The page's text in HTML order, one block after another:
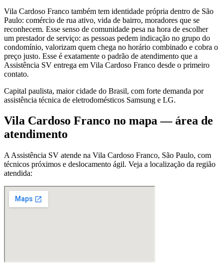
Vila Cardoso Franco também tem identidade própria dentro de São
Paulo: comércio de rua ativo, vida de bairro, moradores que se
reconhecem. Esse senso de comunidade pesa na hora de escolher
um prestador de serviço: as pessoas pedem indicação no grupo do
condomínio, valorizam quem chega no horário combinado e cobra o
preço justo. Esse é exatamente o padrão de atendimento que a
Assistência SV entrega em Vila Cardoso Franco desde o primeiro
contato.
Capital paulista, maior cidade do Brasil, com forte demanda por
assistência técnica de eletrodomésticos Samsung e LG.
Vila Cardoso Franco no mapa — área de
atendimento
A Assistência SV atende na Vila Cardoso Franco, São Paulo, com
técnicos próximos e deslocamento ágil. Veja a localização da região
atendida: